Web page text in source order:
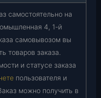
самостоятельно на
4, 1-й
самовывозом вы
товаров заказа.
и статусе заказа
пользователя и
можно получить в